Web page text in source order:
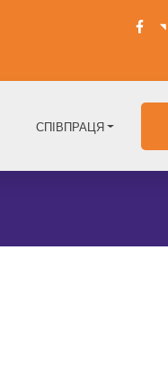
СПІВПРАЦЯ